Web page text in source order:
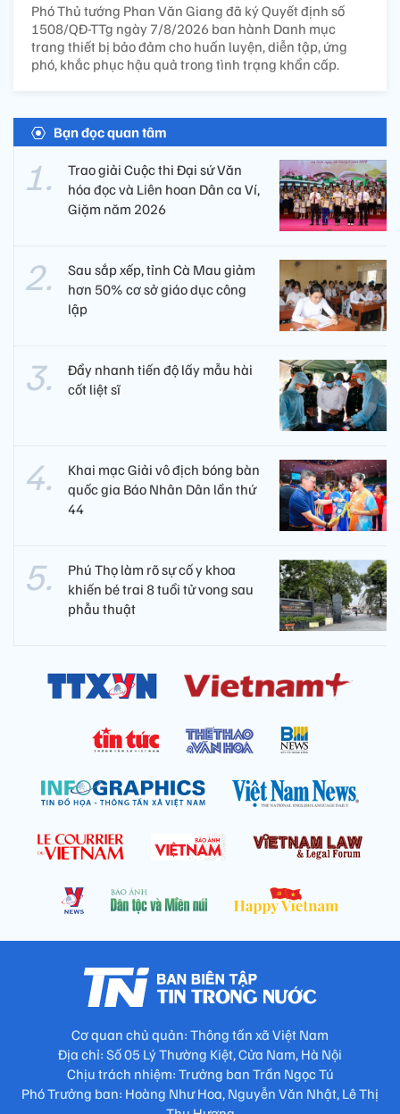
Phó Thủ tướng Phan Văn Giang đã ký Quyết định số
1508/QĐ-TTg ngày 7/8/2026 ban hành Danh mục
trang thiết bị bảo đảm cho huấn luyện, diễn tập, ứng
phó, khắc phục hậu quả trong tình trạng khẩn cấp.
Bạn đọc quan tâm
Trao giải Cuộc thi Đại sứ Văn
hóa đọc và Liên hoan Dân ca Ví,
Giặm năm 2026
Sau sắp xếp, tỉnh Cà Mau giảm
hơn 50% cơ sở giáo dục công
lập
Đẩy nhanh tiến độ lấy mẫu hài
cốt liệt sĩ
Khai mạc Giải vô địch bóng bàn
quốc gia Báo Nhân Dân lần thứ
44
Phú Thọ làm rõ sự cố y khoa
khiến bé trai 8 tuổi tử vong sau
phẫu thuật
Cơ quan chủ quản: Thông tấn xã Việt Nam
Địa chỉ: Số 05 Lý Thường Kiệt, Cửa Nam, Hà Nội
Chịu trách nhiệm: Trưởng ban Trần Ngọc Tú
Phó Trưởng ban: Hoàng Như Hoa, Nguyễn Văn Nhật, Lê Thị